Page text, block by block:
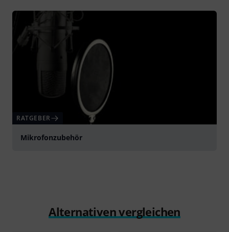
RATGEBER
Mikrofonzubehör
Alternativen vergleichen